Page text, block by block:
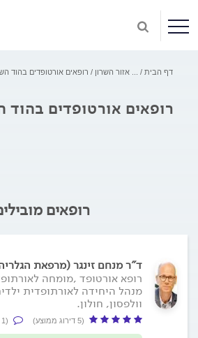
דף הבית אזור השרון רופאים אורטופדים בהוד
רופאים אורטופדים בהוד
רופאים
ד"ר מנחם זינגר (מרפאת
רופא אורטופד ,מומחה
מנהל היחידה לאורתופדית
וולפסון, חולון.
(5 דירוג ממוצע) (1 חוות דעת)